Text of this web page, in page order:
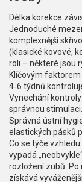
Délka korekce
Jednoduché
komplexnější
(klasické kovové,
roli – některé jsou
Klíčovým
4‑6 týdnů
Vynechání
správnou
Správná ústní
elastických pásků
Co se týče
vypadá
rozložení zubů. Po
získává